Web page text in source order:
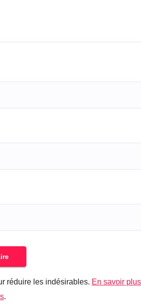
réduire les indésirables. En savoir
.